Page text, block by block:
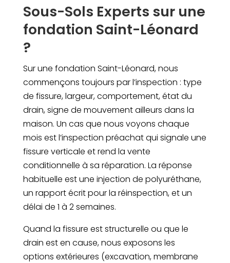
Sous-Sols Experts sur une
fondation Saint-Léonard
?
Sur une fondation Saint-Léonard, nous
commençons toujours par l’inspection : type
de fissure, largeur, comportement, état du
drain, signe de mouvement ailleurs dans la
maison. Un cas que nous voyons chaque
mois est l’inspection préachat qui signale une
fissure verticale et rend la vente
conditionnelle à sa réparation. La réponse
habituelle est une injection de polyuréthane,
un rapport écrit pour la réinspection, et un
délai de 1 à 2 semaines.
Quand la fissure est structurelle ou que le
drain est en cause, nous exposons les
options extérieures (excavation, membrane